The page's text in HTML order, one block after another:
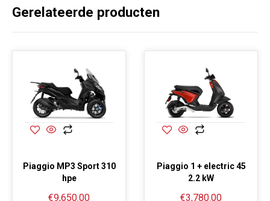
Gerelateerde producten
Piaggio MP3 Sport 310
hpe
€9,650.00
Piaggio 1 + electric 45
2.2 kW
€3,780.00